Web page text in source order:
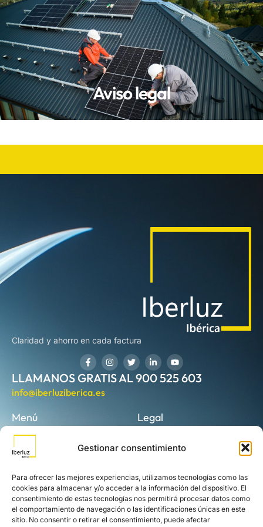
Gestionar consentimiento
Para ofrecer las mejores experiencias, utilizamos tecnologías como las
cookies para almacenar y/o acceder a la información del dispositivo. El
consentimiento de estas tecnologías nos permitirá procesar datos como
el comportamiento de navegación o las identificaciones únicas en este
sitio. No consentir o retirar el consentimiento, puede afectar
INFO@IBERLUZIBERICA.ES DÉJANOS TU TELÉFONO Y TE LLAMAMOS
Aviso legal
Menú
Planes de luz
Ahorro energético
Placas solares
Legal
Política de privacidad
Claridad y ahorro en cada factura
LLAMANOS GRATIS AL 900 525 603
info@iberluziberica.es